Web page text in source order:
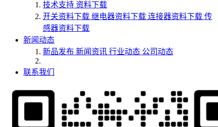
技术支持 资料下载
开关资料下载 继电器资料下载 连接器资料下载 传
感器资料下载
新闻动态
新品发布 新闻资讯 行业动态 公司动态
联系我们